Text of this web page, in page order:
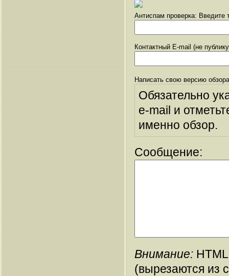
Антиспам проверка: Введите
Контактный E-mail (не
Написать свою версию
Обязательно
e-mail и
именно обзор.
Сообщение:
Внимание:
(вырезаются из